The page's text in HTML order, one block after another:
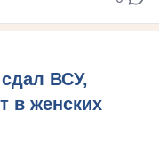
ВСУ,
в женских